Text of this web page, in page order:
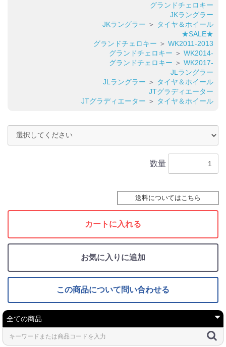
グランドチェロキー
JKラングラー
JKラングラー ＞ タイヤ＆ホイール
★SALE★
グランドチェロキー ＞ WK2011-2013
グランドチェロキー ＞ WK2014-
グランドチェロキー ＞ WK2017-
JLラングラー
JLラングラー ＞ タイヤ＆ホイール
JTグラディエーター
JTグラディエーター ＞ タイヤ＆ホイール
数量
送料についてはこちら
カートに入れる
お気に入りに追加
この商品について問い合わせる